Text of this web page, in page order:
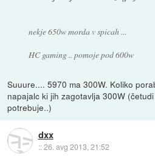
nekje 650w morda v spicah ...
HC gaming .. pomoje pod 600w
Suuure.... 5970 ma 300W. Koliko
napajalc ki jih zagotavlja 300W
potrebuje..)
dxx
::26. avg 2013, 21:52